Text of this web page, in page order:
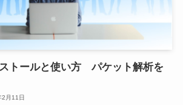
トールと使い方 パケット解析を
月11日